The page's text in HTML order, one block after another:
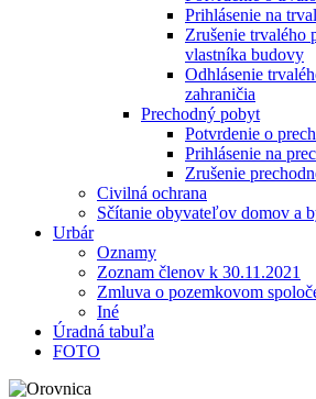
Prihlásenie na
Zrušenie trvalého
vlastníka budovy
Odhlásenie
zahraničia
Prechodný pobyt
Potvrdenie o
Prihlásenie na
Zrušenie
Civilná ochrana
Sčítanie obyvateľov domov a
Urbár
Oznamy
Zoznam členov k 30.11.2021
Zmluva o pozemkovom
Iné
Úradná tabuľa
FOTO